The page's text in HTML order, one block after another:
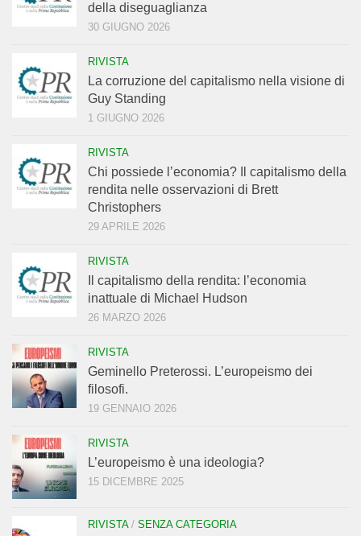
della diseguaglianza
30 GIUGNO 2026
RIVISTA
La corruzione del capitalismo nella visione di
Guy Standing
1 GIUGNO 2026
RIVISTA
Chi possiede l’economia? Il capitalismo della
rendita nelle osservazioni di Brett
Christophers
29 APRILE 2026
RIVISTA
Il capitalismo della rendita: l’economia
inattuale di Michael Hudson
26 MARZO 2026
RIVISTA
Geminello Preterossi. L’europeismo dei
filosofi.
19 GENNAIO 2026
RIVISTA
L’europeismo è una ideologia?
15 DICEMBRE 2025
RIVISTA/ SENZA CATEGORIA